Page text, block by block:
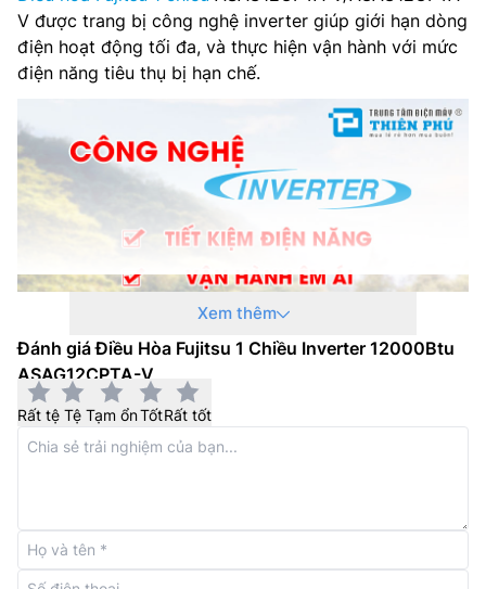
V được trang bị công nghệ inverter giúp giới hạn dòng
điện hoạt động tối đa, và thực hiện vận hành với mức
điện năng tiêu thụ bị hạn chế.
Bên cạnh đó, chế độ tiết kiệm năng lượng Saving trên
điều hòa ASAG12CPTA-V/AOAG12CPTA-V này làm
tăng nhiệt độ đặt ở chế độ làm mát và giảm nhiệt độ
Hệ thống lọc bụi mịn PM 2.5
Điều hòa Fujitsu inverterASAG12CPTA-
Xem thêm
Đánh giá Điều Hòa Fujitsu 1 Chiều Inverter 12000Btu
ASAG12CPTA-V
Rất tệ Tệ Tạm ổnTốtRất tốt